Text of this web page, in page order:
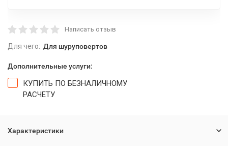
Написать отзыв
Для чего: Для шуруповертов
Дополнительные услуги:
КУПИТЬ ПО БЕЗНАЛИЧНОМУ
РАСЧЕТУ
Характеристики